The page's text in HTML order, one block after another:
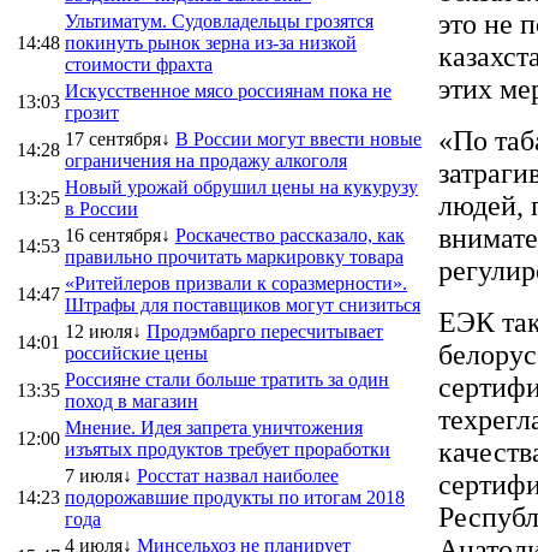
14:48
Ультиматум. Судовладельцы грозятся
покинуть рынок зерна из-за низкой
стоимости фрахта
13:03
Искусственное мясо россиянам пока не
грозит
14:28
17 сентября↓ В России могут ввести новые
ограничения на продажу алкоголя
13:25
Новый урожай обрушил цены на кукурузу
в России
14:53
16 сентября↓ Роскачество рассказало, как
правильно прочитать маркировку товара
14:47
«Ритейлеров призвали к соразмерности».
Штрафы для поставщиков могут снизиться
14:01
12 июля↓ Продэмбарго пересчитывает
российские цены
13:35
Россияне стали больше тратить за один
поход в магазин
12:00
Мнение. Идея запрета уничтожения
изъятых продуктов требует проработки
14:23
7 июля↓ Росстат назвал наиболее
подорожавшие продукты по итогам 2018
года
4 июля↓ Минсельхоз не планирует
это не
этих
«По
людей,
ЕЭК